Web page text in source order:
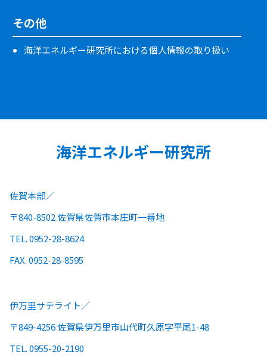
その他
海洋エネルギー研究所における個人情報の取り扱い
海洋エネルギー研究所
佐賀本部
〒840-8502 佐賀県佐賀市本庄町一番地
TEL. 0952-28-8624
FAX. 0952-28-8595
伊万里サテライト
〒849-4256 佐賀県伊万里市山代町久原字平尾1-48
TEL. 0955-20-2190